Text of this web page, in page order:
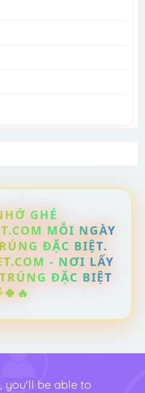
GHÉ
MỖI NGÀY
ĐẶC BIỆT.
- NƠI LẤY
ĐẶC BIỆT
you'll be able to